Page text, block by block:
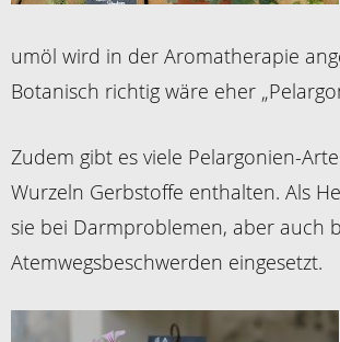
umöl wird in der Aromatherapie
Botanisch richtig wäre eher
Zudem gibt es viele Pelargonien-
Wurzeln Gerbstoffe enthalten. Als
sie bei Darmproblemen, aber auch
Atemwegsbeschwerden eingesetzt.